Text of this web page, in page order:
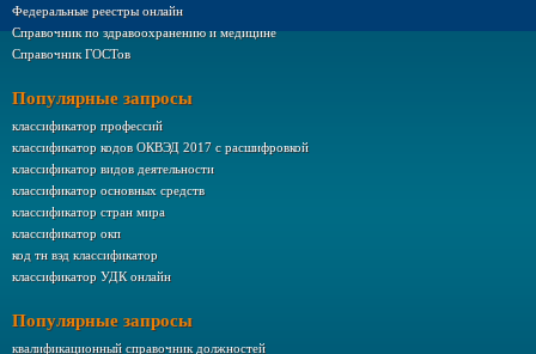
Федеральные реестры онлайн
Справочник по здравоохранению и медицине
Справочник ГОСТов
Популярные запросы
классификатор профессий
классификатор кодов ОКВЭД 2017 с расшифровкой
классификатор видов деятельности
классификатор основных средств
классификатор стран мира
классификатор окп
код тн вэд классификатор
классификатор УДК онлайн
Популярные запросы
квалификационный справочник должностей